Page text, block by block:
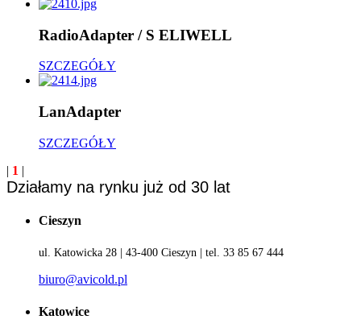
RadioAdapter / S ELIWELL
SZCZEGÓŁY
LanAdapter
SZCZEGÓŁY
| 1 |
Działamy na rynku już od 30 lat
Cieszyn
ul. Katowicka 28 | 43-400 Cieszyn | tel. 33 85 67 444
biuro@avicold.pl
Katowice